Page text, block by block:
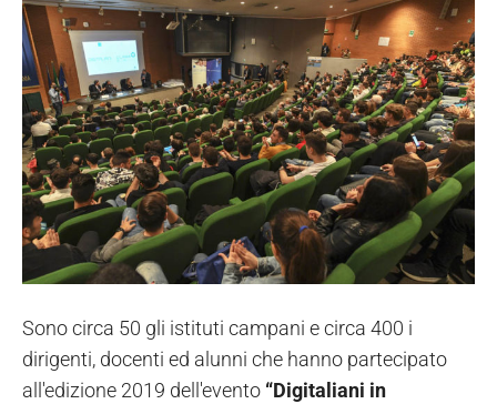
Sono circa 50 gli istituti campani e circa 400 i
dirigenti, docenti ed alunni che hanno partecipato
all'edizione 2019 dell'evento “Digitaliani in